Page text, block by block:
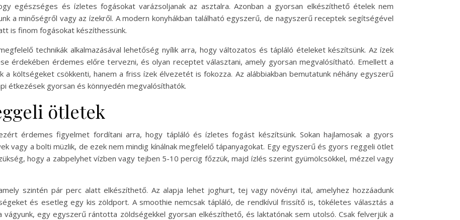
egészséges és ízletes fogásokat varázsoljanak az asztalra. Azonban a gyorsan elkészíthető ételek nem
a minőségről vagy az ízekről. A modern konyhákban található egyszerű, de nagyszerű receptek segítségével
is finom fogásokat készíthessünk.
technikák alkalmazásával lehetőség nyílik arra, hogy változatos és tápláló ételeket készítsünk. Az ízek
érdekében érdemes előre tervezni, és olyan receptet választani, amely gyorsan megvalósítható. Emellett a
a költségeket csökkenti, hanem a friss ízek élvezetét is fokozza. Az alábbiakban bemutatunk néhány egyszerű
étkezések gyorsan és könnyedén megvalósíthatók.
ötletek
érdemes figyelmet fordítani arra, hogy tápláló és ízletes fogást készítsünk. Sokan hajlamosak a gyors
vagy a bolti müzlik, de ezek nem mindig kínálnak megfelelő tápanyagokat. Egy egyszerű és gyors reggeli ötlet
hogy a zabpelyhet vízben vagy tejben 5-10 percig főzzük, majd ízlés szerint gyümölcsökkel, mézzel vagy
szintén pár perc alatt elkészíthető. Az alapja lehet joghurt, tej vagy növényi ital, amelyhez hozzáadunk
és esetleg egy kis zöldport. A smoothie nemcsak tápláló, de rendkívül frissítő is, tökéletes választás a
egy egyszerű rántotta zöldségekkel gyorsan elkészíthető, és laktatónak sem utolsó. Csak felverjük a